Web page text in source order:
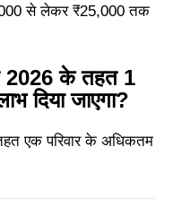
से लेकर ₹25,000 तक
2026 के तहत 1
दिया जाएगा?
एक परिवार के अधिकतम